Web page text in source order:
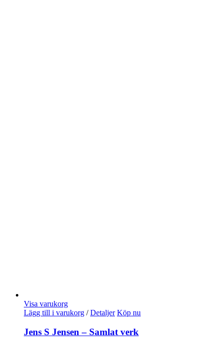
Visa varukorg
Lägg till i varukorg / Detaljer Köp nu
Jens S Jensen – Samlat verk